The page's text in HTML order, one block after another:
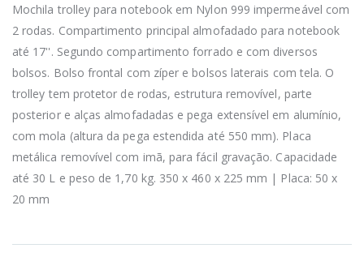
Mochila trolley para notebook em Nylon 999 impermeável com
2 rodas. Compartimento principal almofadado para notebook
até 17''. Segundo compartimento forrado e com diversos
bolsos. Bolso frontal com zíper e bolsos laterais com tela. O
trolley tem protetor de rodas, estrutura removível, parte
posterior e alças almofadadas e pega extensível em alumínio,
com mola (altura da pega estendida até 550 mm). Placa
metálica removível com imã, para fácil gravação. Capacidade
até 30 L e peso de 1,70 kg. 350 x 460 x 225 mm | Placa: 50 x
20 mm